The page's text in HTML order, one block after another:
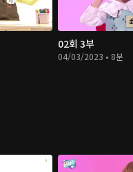
02회 3부
04/03/2023 • 8분